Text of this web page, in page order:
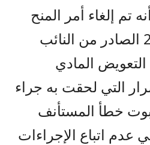
تم إلغاء أمر المنح
رقم 13 لسنة 2011 الصادر من النائب
التعويض المادي
التي لحقت به جراء
خطأ المستأنف
عدم اتباع الإجراءات